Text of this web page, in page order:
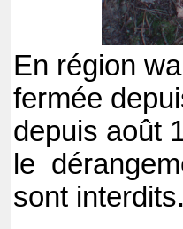
En région
fermée
depuis août
le
sont interdits.